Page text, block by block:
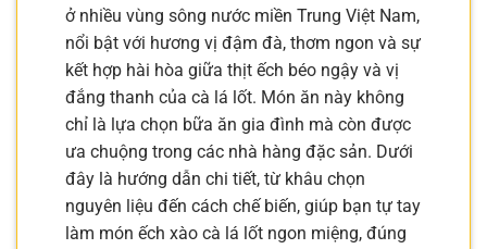
ở nhiều vùng sông nước miền Trung Việt Nam,
nổi bật với hương vị đậm đà, thơm ngon và sự
kết hợp hài hòa giữa thịt ếch béo ngậy và vị
đắng thanh của cà lá lốt. Món ăn này không
chỉ là lựa chọn bữa ăn gia đình mà còn được
ưa chuộng trong các nhà hàng đặc sản. Dưới
đây là hướng dẫn chi tiết, từ khâu chọn
nguyên liệu đến cách chế biến, giúp bạn tự tay
làm món ếch xào cà lá lốt ngon miệng, đúng